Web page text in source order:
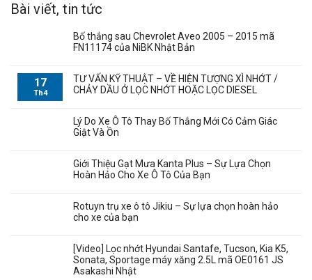
Bài viết, tin tức
Bố thắng sau Chevrolet Aveo 2005 – 2015 mã
FN11174 của NiBK Nhật Bản
17
Th4
TƯ VẤN KỸ THUẬT – VỀ HIỆN TƯỢNG XÌ NHỚT /
CHẢY DẦU Ở LỌC NHỚT HOẶC LỌC DIESEL
Lý Do Xe Ô Tô Thay Bố Thắng Mới Có Cảm Giác
Giật Và Ồn
Giới Thiệu Gạt Mưa Kanta Plus – Sự Lựa Chọn
Hoàn Hảo Cho Xe Ô Tô Của Bạn
Rotuyn trụ xe ô tô Jikiu – Sự lựa chọn hoàn hảo
cho xe của bạn
[Video] Lọc nhớt Hyundai Santafe, Tucson, Kia K5,
Sonata, Sportage máy xăng 2.5L mã OE0161 JS
Asakashi Nhật